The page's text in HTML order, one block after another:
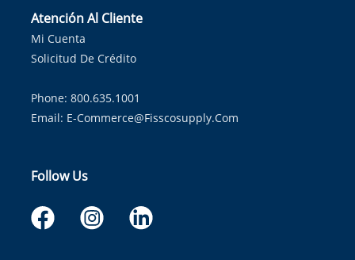
Atención Al Cliente
Mi Cuenta
Solicitud De Crédito
Phone: 800.635.1001
Email: E-Commerce@fisscosupply.com
Follow Us